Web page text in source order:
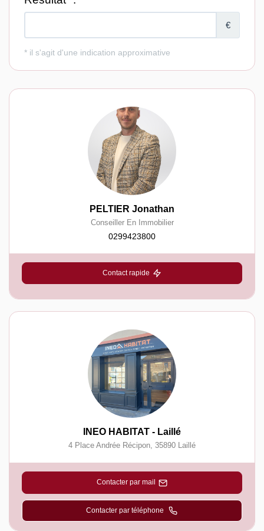
PELTIER Jonathan
Conseiller En Immobilier
0299423800
Contact rapide
INEO HABITAT - Laillé
4 Place Andrée Récipon, 35890 Laillé
Contacter par mail
Contacter par téléphone